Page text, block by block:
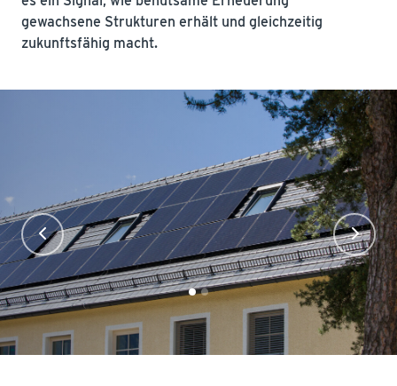
gewachsene Strukturen erhält und gleichzeitig
zukunftsfähig macht.